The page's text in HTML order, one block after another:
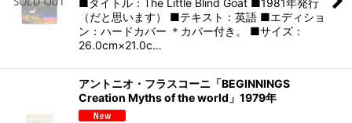
（だと思います） ■テキスト：英語 ■エディショ
ン：ハードカバー ＊カバー付き。 ■サイズ：
26.0cm×21.0c…
アントニオ・フラスコーニ「BEGINNINGS
Creation Myths of the world」1979年